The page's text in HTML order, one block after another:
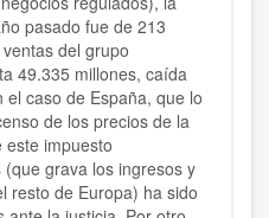
pasado fue de 213
del grupo
49.335 millones, caída
caso de España, que lo
de los precios de la
impuesto
grava los ingresos y
resto de Europa) ha sido